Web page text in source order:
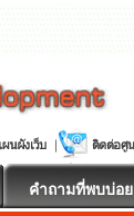
คำถามที่พบบ่อย